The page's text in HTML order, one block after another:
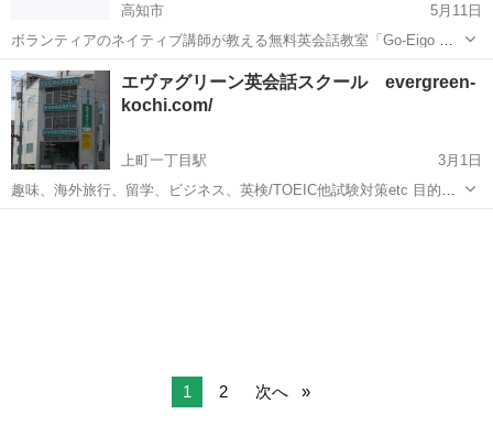
高知市
5月11日
ボランティアのネイティブ講師が教える無料英会話教室「Go-Eigo ミ
ッションスクール」の高知クラスです Go-Eigo ミッションスクールは
60年以上の歴史を持つ無料英会話教室です。主にアメリカから来たボ
ランティア宣...
高知 高知市 英会話
エヴァグリーン英会話スクール evergreen-
kochi.com/
上町一丁目駅
3月1日
趣味、海外旅行、留学、ビジネス、英検/TOEIC他試験対策etc 目的、
レベル、世代、ご予算によってコースが選べます。 月謝制￥4,200～
1 2 次へ